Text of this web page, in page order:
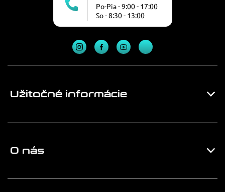
Po-Pia - 9:00 - 17:00
So - 8:30 - 13:00
Užitočné informácie
O nás